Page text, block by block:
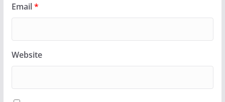
Email*
Website